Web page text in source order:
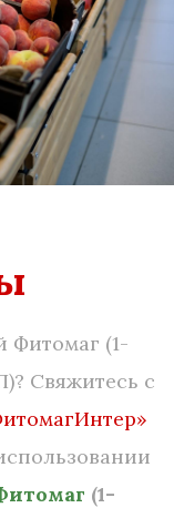
Фитомаг (1-
Свяжитесь с
(1-